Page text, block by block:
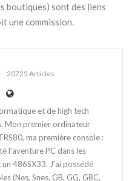
boutiques) sont des liens
une commission.
20725 Articles
et de high tech
Mon premier ordinateur
ma première console :
l'aventure PC dans les
un 486SX33. J'ai possédé
(Nes, Snes, GB, GG, GBC,